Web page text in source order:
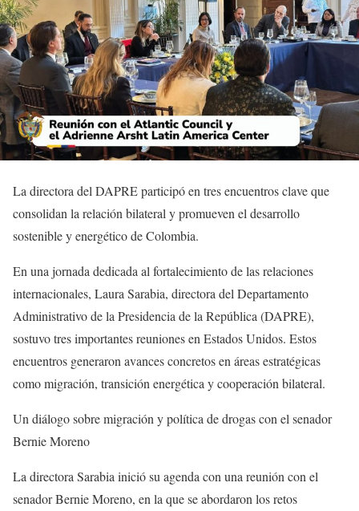
La directora del DAPRE participó en tres encuentros clave que
consolidan la relación bilateral y promueven el desarrollo
sostenible y energético de Colombia.
En una jornada dedicada al fortalecimiento de las relaciones
internacionales, Laura Sarabia, directora del Departamento
Administrativo de la Presidencia de la República (DAPRE),
sostuvo tres importantes reuniones en Estados Unidos. Estos
encuentros generaron avances concretos en áreas estratégicas
como migración, transición energética y cooperación bilateral.
Un diálogo sobre migración y política de drogas con el senador
Bernie Moreno
La directora Sarabia inició su agenda con una reunión con el
senador Bernie Moreno, en la que se abordaron los retos